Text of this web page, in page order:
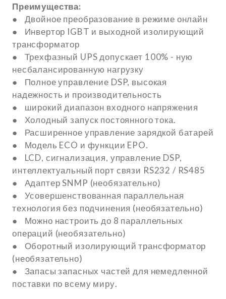
Преимущества:
● Двойное преобразование в режиме онлайн
● Инвертор IGBT и выходной изолирующий
трансформатор
● Трехфазный UPS допускает 100% - ную
несбалансированную нагрузку
● Полное управление DSP, высокая
надежность и производительность
● широкий диапазон входного напряжения
● Холодный запуск постоянного тока.
● Расширенное управление зарядкой батарей
● Модель ECO и функции EPO.
● LCD, сигнализация, управление DSP,
интеллектуальный порт связи RS232 / RS485
● Адаптер SNMP (необязательно)
● Усовершенствованная параллельная
технология без подчинения (необязательно)
● Можно настроить до 8 параллельных
операций (необязательно)
● Оборотный изолирующий трансформатор
(необязательно)
● Запасы запасных частей для немедленной
поставки по всему миру.